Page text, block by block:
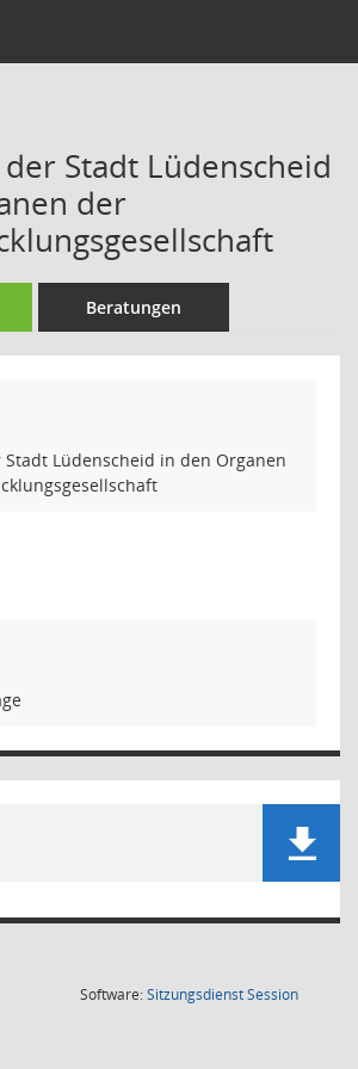
Stadt Lüdenscheid
der
Beratungen
Lüdenscheid in den Organen
Software:SitzungsdienstSession(Wird in